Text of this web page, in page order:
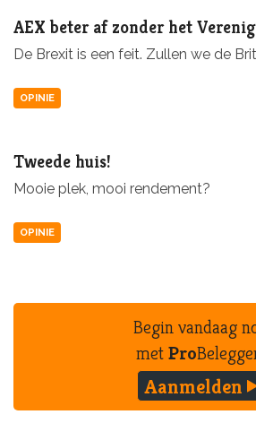
AEX beter af zonder het
De Brexit is een feit. Zullen we de
OPINIE
Tweede huis!
Mooie plek, mooi rendement?
OPINIE
Begin vandaag
metPro
Aanmelden